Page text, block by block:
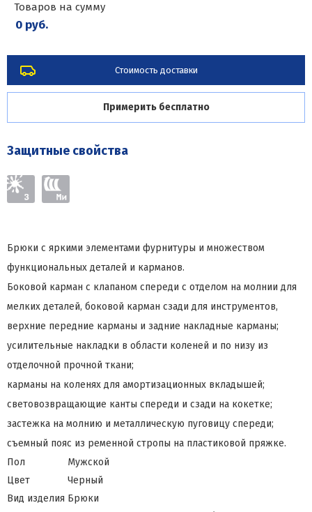
Товаров на сумму
0 руб.
Стоимость доставки
Примерить бесплатно
Защитные свойства
Брюки с яркими элементами фурнитуры и множеством
функциональных деталей и карманов.
Боковой карман с клапаном спереди с отделом на молнии для
мелких деталей, боковой карман сзади для инструментов,
верхние передние карманы и задние накладные карманы;
усилительные накладки в области коленей и по низу из
отделочной прочной ткани;
карманы на коленях для амортизационных вкладышей;
световозвращающие канты спереди и сзади на кокетке;
застежка на молнию и металлическую пуговицу спереди;
съемный пояс из ременной стропы на пластиковой пряжке.
Пол
Мужской
Цвет
Черный
Вид изделия Брюки